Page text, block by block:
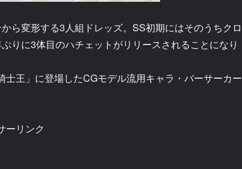
ら変形する3人組ドレッズ。SS初期にはそのうちクロ
りに3体目のハチェットがリリースされることになり
王」に登場したCGモデル流用キャラ・バーサーカー
ーリンク